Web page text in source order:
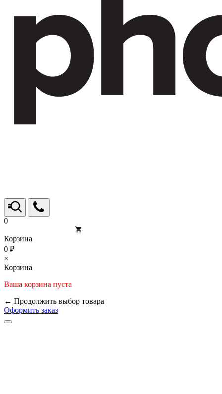
0
Корзина
0 ₽
×
Корзина
Ваша корзина пуста
← Продолжить выбор товара
Оформить заказ